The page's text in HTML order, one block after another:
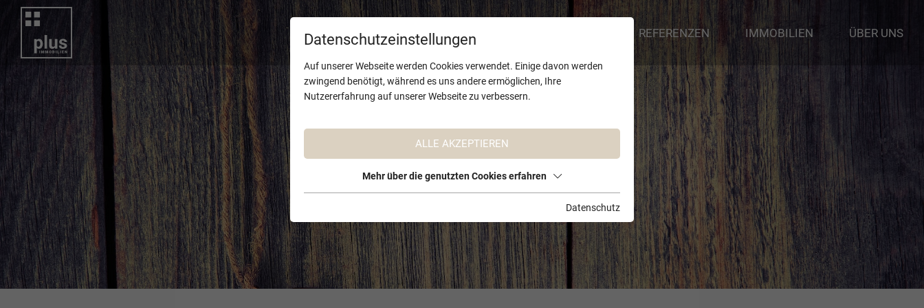
REFERENZEN IMMOBILIEN ÜBER UNS
Datenschutzeinstellungen
Auf unserer Webseite werden Cookies verwendet. Einige davon werden
zwingend benötigt, während es uns andere ermöglichen, Ihre
Nutzererfahrung auf unserer Webseite zu verbessern.
ALLE AKZEPTIEREN
Mehr über die genutzten Cookies erfahren
Datenschutz